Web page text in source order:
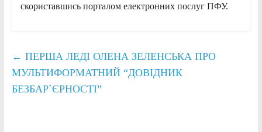
скориставшись порталом електронних послуг ПФУ.
← ПЕРША ЛЕДІ ОЛЕНА ЗЕЛЕНСЬКА ПРО
МУЛЬТИФОРМАТНИЙ “ДОВІДНИК
БЕЗБАР`ЄРНОСТІ”